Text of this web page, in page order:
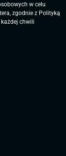
w celu
zgodnie z Polityką
chwili